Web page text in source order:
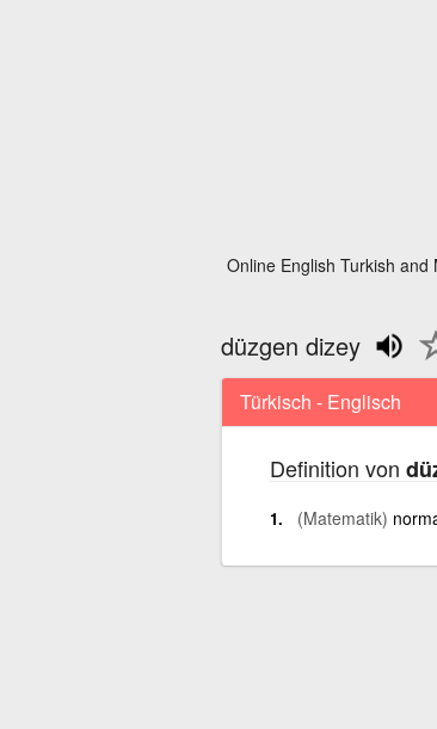
Online English Turkish
düzgen dizey
Türkisch - Englisch
Definition von
(Matematik)